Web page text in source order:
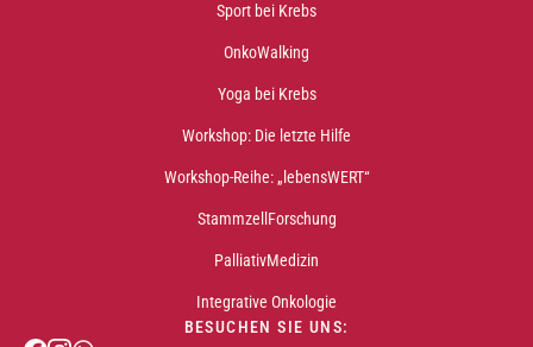
Sport bei Krebs
OnkoWalking
Yoga bei Krebs
Workshop: Die letzte Hilfe
Workshop-Reihe: „lebensWERT“
StammzellForschung
PalliativMedizin
Integrative Onkologie
BESUCHEN SIE UNS: